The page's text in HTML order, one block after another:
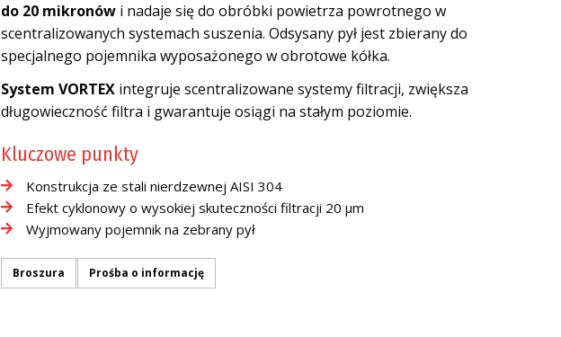
do 20 mikronów i nadaje się do obróbki powietrza powrotnego w
scentralizowanych systemach suszenia. Odsysany pył jest zbierany do
specjalnego pojemnika wyposażonego w obrotowe kółka.
System VORTEX integruje scentralizowane systemy filtracji, zwiększa
długowieczność filtra i gwarantuje osiągi na stałym poziomie.
Kluczowe punkty
Konstrukcja ze stali nierdzewnej AISI 304
Efekt cyklonowy o wysokiej skuteczności filtracji 20 μm
Wyjmowany pojemnik na zebrany pył
Broszura Prośba o informację